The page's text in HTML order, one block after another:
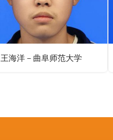
王海洋－曲阜师范大学